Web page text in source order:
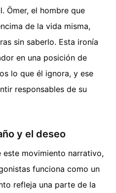
Ömer, el hombre que
de la vida misma,
sin saberlo. Esta ironía
en una posición de
lo que él ignora, y ese
responsables de su
y el deseo
movimiento narrativo,
funciona como un
refleja una parte de la